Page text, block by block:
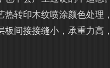
热转印木纹喷涂颜色处理
板间接接缝小，承重力高